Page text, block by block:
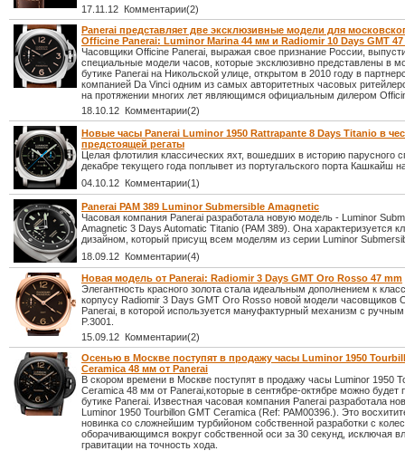
17.11.12 Комментарии(2)
Panerai представляет две эксклюзивные модели для
Officine Panerai: Luminor Marina 44 мм и Radiomir 10 Days GMT
Часовщики Officine Panerai, выражая свое признание России,
специальные модели часов, которые эксклюзивно представлены в
бутике Panerai на Никольской улице, открытом в 2010 году в
компанией Da Vinci одним из самых авторитетных часовых
на протяжении многих лет являющимся официальным дилером
18.10.12 Комментарии(2)
Новые часы Panerai Luminor 1950 Rattrapante 8 Days Titanio в
предстоящей регаты
Целая флотилия классических яхт, вошедших в историю парусного
декабре текущего года поплывет из португальского порта Кашкайш
04.10.12 Комментарии(1)
Panerai PAM 389 Luminor Submersible Amagnetic
Часовая компания Panerai разработала новую модель - Luminor
Amagnetic 3 Days Automatic Titanio (PAM 389). Она характеризуется
дизайном, который присущ всем моделям из серии Luminor
18.09.12 Комментарии(4)
Новая модель от Panerai: Radiomir 3 Days GMT Oro Rosso 47 mm
Элегантность красного золота стала идеальным дополнением к
корпусу Radiomir 3 Days GMT Oro Rosso новой модели часовщиков
Panerai, в которой используется мануфактурный механизм с
P.3001.
15.09.12 Комментарии(2)
Осенью в Москве поступят в продажу часы Luminor 1950
Ceramica 48 мм от Panerai
В скором времени в Москве поступят в продажу часы Luminor 1950
Ceramica 48 мм от Panerai,которые в сентябре-октябре можно будет
бутике Panerai. Известная часовая компания Panerai разработала
Luminor 1950 Tourbillon GMT Ceramica (Ref: PAM00396.). Это
новинка со сложнейшим турбийоном собственной разработки с
оборачивающимся вокруг собственной оси за 30 секунд, исключая
гравитации на точность хода.